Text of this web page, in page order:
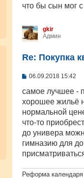
и
что бы сын мог
gkir
Админ
Re: Покупка
С
о
щ
е
и
е
06.09.2018 15:42
самое лучшее -
хорошее жильё
нормальной
что-то
до универа
гимназию для
Реформа